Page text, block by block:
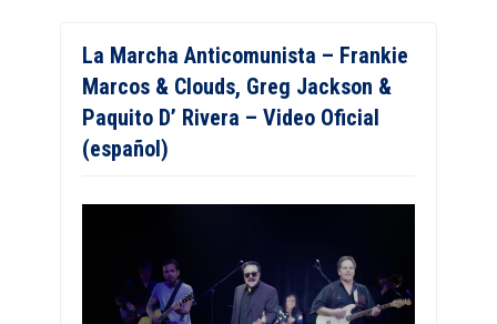
La Marcha Anticomunista – Frankie
Marcos & Clouds, Greg Jackson &
Paquito D’ Rivera – Video Oficial
(español)